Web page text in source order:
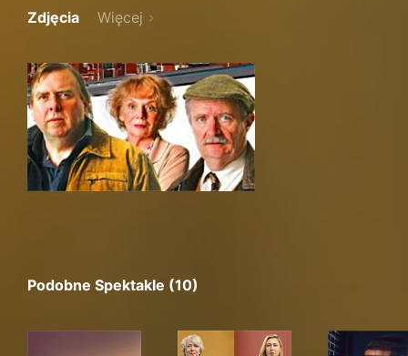
Zdjęcia Więcej
Podobne Spektakle (10)